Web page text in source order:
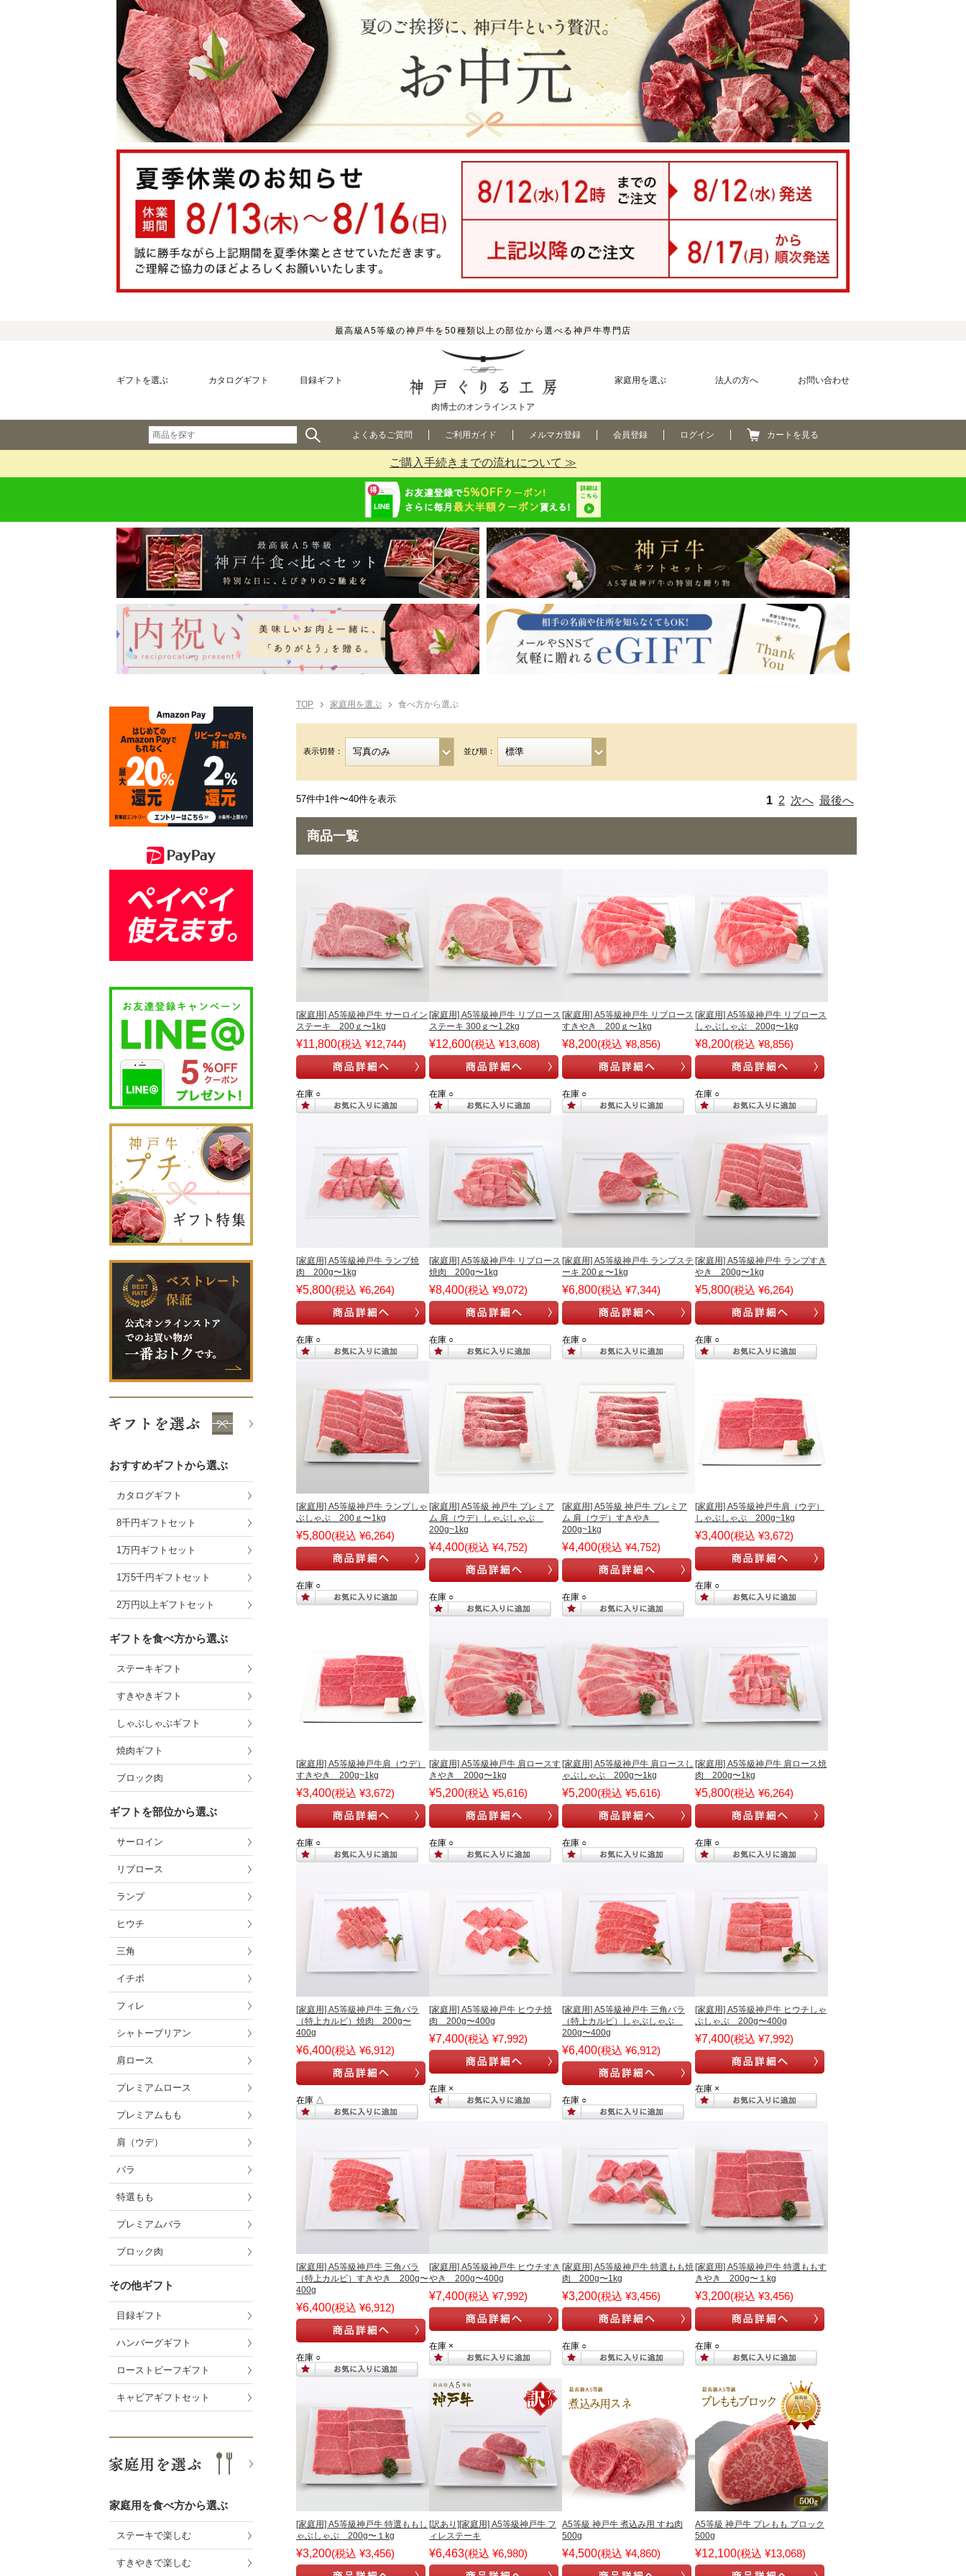
最高級A5等級の神戸牛を50種類以上の部位から選べる神戸牛専門店
ギフトを選ぶ カタログギフト 目録ギフト
肉博士のオンラインストア
家庭用を選ぶ 法人の方へ お問い合わせ
よくあるご質問 ご利用ガイド メルマガ登録 会員登録 ログイン カートを見る
ご購入手続きまでの流れについて ≫
TOP 家庭用を選ぶ 食べ方から選ぶ
表示切替： 並び順：
57件中1件〜40件を表示 1 2 次へ 最後へ
商品一覧
[家庭用] A5等級神戸牛 サーロイン
ステーキ 200ｇ〜1kg
¥11,800(税込 ¥12,744)
在庫 ○
[家庭用] A5等級神戸牛 リブロース
ステーキ 300ｇ〜1.2kg
¥12,600(税込 ¥13,608)
在庫 ○
[家庭用] A5等級神戸牛 リブロース
すきやき 200ｇ〜1kg
¥8,200(税込 ¥8,856)
在庫 ○
[家庭用] A5等級神戸牛 リブロース
しゃぶしゃぶ 200g〜1kg
¥8,200(税込 ¥8,856)
在庫 ○
[家庭用] A5等級神戸牛 ランプ焼
肉 200g〜1kg
¥5,800(税込 ¥6,264)
在庫 ○
[家庭用] A5等級神戸牛 リブロース
焼肉 200g〜1kg
¥8,400(税込 ¥9,072)
在庫 ○
[家庭用] A5等級神戸牛 ランプステ
ーキ 200ｇ〜1kg
¥6,800(税込 ¥7,344)
在庫 ○
[家庭用] A5等級神戸牛 ランプすき
やき 200g〜1kg
¥5,800(税込 ¥6,264)
在庫 ○
[家庭用] A5等級神戸牛 ランプしゃ
ぶしゃぶ 200ｇ〜1kg
¥5,800(税込 ¥6,264)
在庫 ○
[家庭用] A5等級 神戸牛 プレミア
ム 肩（ウデ）しゃぶしゃぶ
200g~1kg
¥4,400(税込 ¥4,752)
在庫 ○
[家庭用] A5等級 神戸牛 プレミア
ム 肩（ウデ）すきやき
200g~1kg
¥4,400(税込 ¥4,752)
在庫 ○
[家庭用] A5等級神戸牛肩（ウデ）
しゃぶしゃぶ 200g~1kg
¥3,400(税込 ¥3,672)
在庫 ○
[家庭用] A5等級神戸牛肩（ウデ）
すきやき 200g~1kg
¥3,400(税込 ¥3,672)
在庫 ○
[家庭用] A5等級神戸牛 肩ロースす
きやき 200g〜1kg
¥5,200(税込 ¥5,616)
在庫 ○
[家庭用] A5等級神戸牛 肩ロースし
ゃぶしゃぶ 200g〜1kg
¥5,200(税込 ¥5,616)
在庫 ○
[家庭用] A5等級神戸牛 肩ロース焼
肉 200g〜1kg
¥5,800(税込 ¥6,264)
在庫 ○
[家庭用] A5等級神戸牛 三角バラ
（特上カルビ）焼肉 200g〜
400g
¥6,400(税込 ¥6,912)
在庫 △
[家庭用] A5等級神戸牛 ヒウチ焼
肉 200g〜400g
¥7,400(税込 ¥7,992)
在庫 ×
[家庭用] A5等級神戸牛 三角バラ
（特上カルビ）しゃぶしゃぶ
200g〜400g
¥6,400(税込 ¥6,912)
在庫 ○
[家庭用] A5等級神戸牛 ヒウチしゃ
ぶしゃぶ 200g〜400g
¥7,400(税込 ¥7,992)
在庫 ×
[家庭用] A5等級神戸牛 三角バラ
（特上カルビ）すきやき 200g〜
400g
¥6,400(税込 ¥6,912)
在庫 ○
[家庭用] A5等級神戸牛 ヒウチすき
やき 200g〜400g
¥7,400(税込 ¥7,992)
在庫 ×
[家庭用] A5等級神戸牛 特選もも焼
肉 200g〜1kg
¥3,200(税込 ¥3,456)
在庫 ○
[家庭用] A5等級神戸牛 特選ももす
きやき 200g〜１kg
¥3,200(税込 ¥3,456)
在庫 ○
[家庭用] A5等級神戸牛 特選ももし
ゃぶしゃぶ 200g〜１kg
¥3,200(税込 ¥3,456)
[訳あり][家庭用] A5等級神戸牛 フ
ィレステーキ
¥6,463(税込 ¥6,980)
A5等級 神戸牛 煮込み用 すね肉
500g
¥4,500(税込 ¥4,860)
A5等級 神戸牛 プレもも ブロック
500g
¥12,100(税込 ¥13,068)
おすすめギフトから選ぶ
カタログギフト
8千円ギフトセット
1万円ギフトセット
1万5千円ギフトセット
2万円以上ギフトセット
ギフトを食べ方から選ぶ
ステーキギフト
すきやきギフト
しゃぶしゃぶギフト
焼肉ギフト
ブロック肉
ギフトを部位から選ぶ
サーロイン
リブロース
ランプ
ヒウチ
三角
イチボ
フィレ
シャトーブリアン
肩ロース
プレミアムロース
プレミアムもも
肩（ウデ）
バラ
特選もも
プレミアムバラ
ブロック肉
その他ギフト
目録ギフト
ハンバーグギフト
ローストビーフギフト
キャビアギフトセット
家庭用を食べ方から選ぶ
ステーキで楽しむ
すきやきで楽しむ